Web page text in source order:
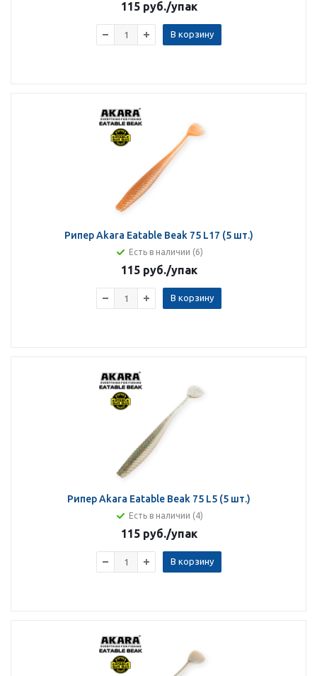
115 руб./упак
В корзину
Рипер Akara Eatable Beak 75 L17 (5 шт.)
Есть в наличии (6)
115 руб./упак
В корзину
Рипер Akara Eatable Beak 75 L5 (5 шт.)
Есть в наличии (4)
115 руб./упак
В корзину